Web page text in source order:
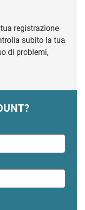
registrazione
subito la tua
di problemi,